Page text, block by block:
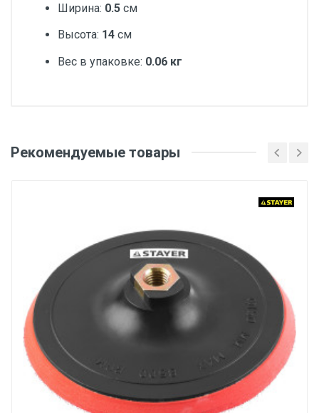
Ширина: 0.5 см
Высота: 14 см
Вес в упаковке: 0.06 кг
Количество в наборе/упаковке, шт
Зернистость
Количество отверстий
8
Диаметр, мм
125
Тип товара
Круг шлифовальный
Ваше сообщение
Рекомендуемые товары